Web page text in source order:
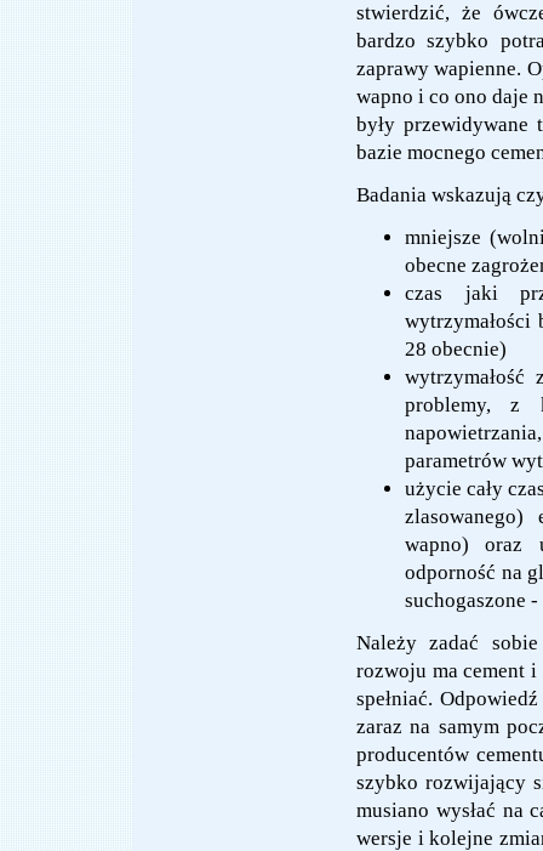
stwierdzić, że
bardzo szybko
zaprawy wapienne.
wapno i co ono daje
były przewidywane
bazie mocnego
Badania wskazują
mniejsze
obecne
czas jaki
wytrzymałości
28 obecnie)
wytrzymałość
problemy, z
parametrów
użycie cały
zlasowanego)
wapno) oraz
odporność na
suchogaszone
Należy zadać
rozwoju ma cement
spełniać.
zaraz na samym
producentów
szybko rozwijający
musiano wysłać na
wersje i kolejne